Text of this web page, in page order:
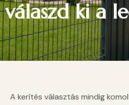
válaszd ki a
A kerítés választás mindig